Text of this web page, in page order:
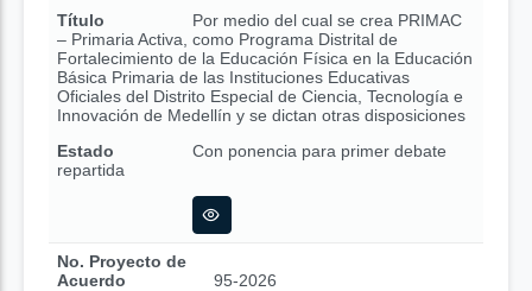
Título
Por medio del cual se crea PRIMAC
– Primaria Activa, como Programa Distrital de
Fortalecimiento de la Educación Física en la Educación
Básica Primaria de las Instituciones Educativas
Oficiales del Distrito Especial de Ciencia, Tecnología e
Innovación de Medellín y se dictan otras disposiciones
Estado
Con ponencia para primer debate
repartida
No. Proyecto de
Acuerdo
95-2026